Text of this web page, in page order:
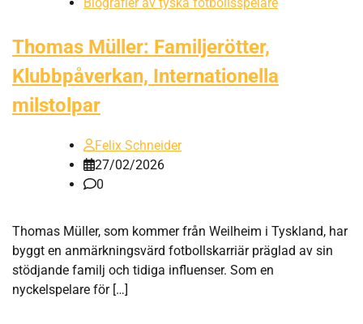
Thomas Müller: Familjerötter,
Klubbpåverkan, Internationella
milstolpar
Felix Schneider
27/02/2026
0
Thomas Müller, som kommer från Weilheim i Tyskland, har
byggt en anmärkningsvärd fotbollskarriär präglad av sin
stödjande familj och tidiga influenser. Som en
nyckelspelare för […]